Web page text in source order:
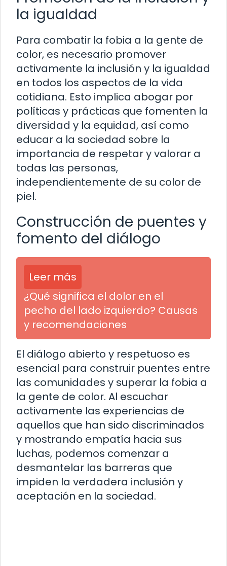
la igualdad
Para combatir la fobia a la gente de
color, es necesario promover
activamente la inclusión y la igualdad
en todos los aspectos de la vida
cotidiana. Esto implica abogar por
políticas y prácticas que fomenten la
diversidad y la equidad, así como
educar a la sociedad sobre la
importancia de respetar y valorar a
todas las personas,
independientemente de su color de
piel.
Construcción de puentes y
fomento del diálogo
Leer más
¿Qué significa el dolor en el
pecho del lado izquierdo? Causas
y recomendaciones
El diálogo abierto y respetuoso es
esencial para construir puentes entre
las comunidades y superar la fobia a
la gente de color. Al escuchar
activamente las experiencias de
aquellos que han sido discriminados
y mostrando empatía hacia sus
luchas, podemos comenzar a
desmantelar las barreras que
impiden la verdadera inclusión y
aceptación en la sociedad.